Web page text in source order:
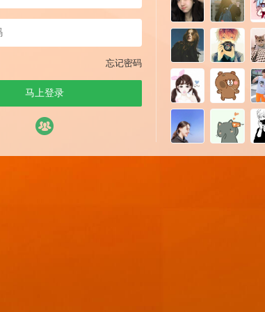
忘记密码
马上登录